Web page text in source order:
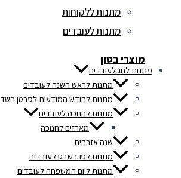
מתנות ללקוחות
מתנות לעובדים
מוצרי בטון
מתנות לחג לעובדים
מתנות לראש השנה לעובדים
מתנות לחודש המודעות לסרטן השד
מתנות לחנוכה לעובדים
מארזים לחנוכה
שנה אזרחית
מתנות לטו בשבט לעובדים
מתנות ליום המשפחה לעובדים